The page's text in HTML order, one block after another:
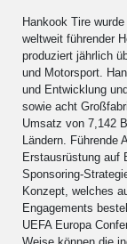
Hankook Tire
weltweit führender
produziert jährlich
und Motorsport.
und Entwicklung
sowie acht
Umsatz von 7,142
Ländern. Führende
Erstausrüstung auf
Sponsoring-
Konzept, welches
Engagements
UEFA Europa